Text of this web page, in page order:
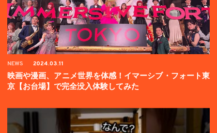
NEWS 2024.03.11
映画や漫画、アニメ世界を体感！イマーシブ・フォート東
京【お台場】で完全没入体験してみた